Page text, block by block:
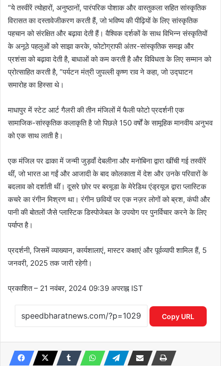
“ये तस्वीरें त्योहारों, अनुष्ठानों, पारंपरिक पोशाक और वास्तुकला सहित सांस्कृतिक
विरासत का दस्तावेजीकरण करती हैं, जो भविष्य की पीढ़ियों के लिए सांस्कृतिक
पहचान को संरक्षित और बढ़ावा देती हैं। वैश्विक दर्शकों के साथ विभिन्न संस्कृतियों
के अनूठे पहलुओं को साझा करके, फोटोग्राफी अंतर-सांस्कृतिक समझ और
प्रशंसा को बढ़ावा देती है, बाधाओं को कम करती है और विविधता के लिए सम्मान को
प्रोत्साहित करती है, ”पर्यटन मंत्री जुपल्ली कृष्ण राव ने कहा, जो उद्घाटन
समारोह का हिस्सा थे।
माधापुर में स्टेट आर्ट गैलरी की तीन मंजिलों में फैली फोटो प्रदर्शनी एक
सामाजिक-सांस्कृतिक कलाकृति है जो पिछले 150 वर्षों के सामूहिक मानवीय अनुभव
को एक साथ लाती है।
एक मंजिल पर ढाका में जन्मी जुड़वाँ देबलीना और मनोबिना द्वारा खींची गई तस्वीरें
थीं, जो भारत आ गईं और आजादी के बाद कोलकाता में देश और उनके परिवारों के
बदलाव को दर्शाती थीं। दूसरे छोर पर बरमूडा के मेरेडिथ एंड्रयूज द्वारा प्लास्टिक
कचरे का रंगीन मिश्रण था। रंगीन छवियों पर एक नज़र लोगों को ब्रश, कंघी और
पानी की बोतलों जैसे प्लास्टिक डिस्पोजेबल के उपयोग पर पुनर्विचार करने के लिए
पर्याप्त है।
प्रदर्शनी, जिसमें व्याख्यान, कार्यशालाएं, मास्टर कक्षाएं और पूर्वव्यापी शामिल हैं, 5
जनवरी, 2025 तक जारी रहेगी।
प्रकाशित– 21 नवंबर, 2024 09:39 अपराह्न IST
Copy URL